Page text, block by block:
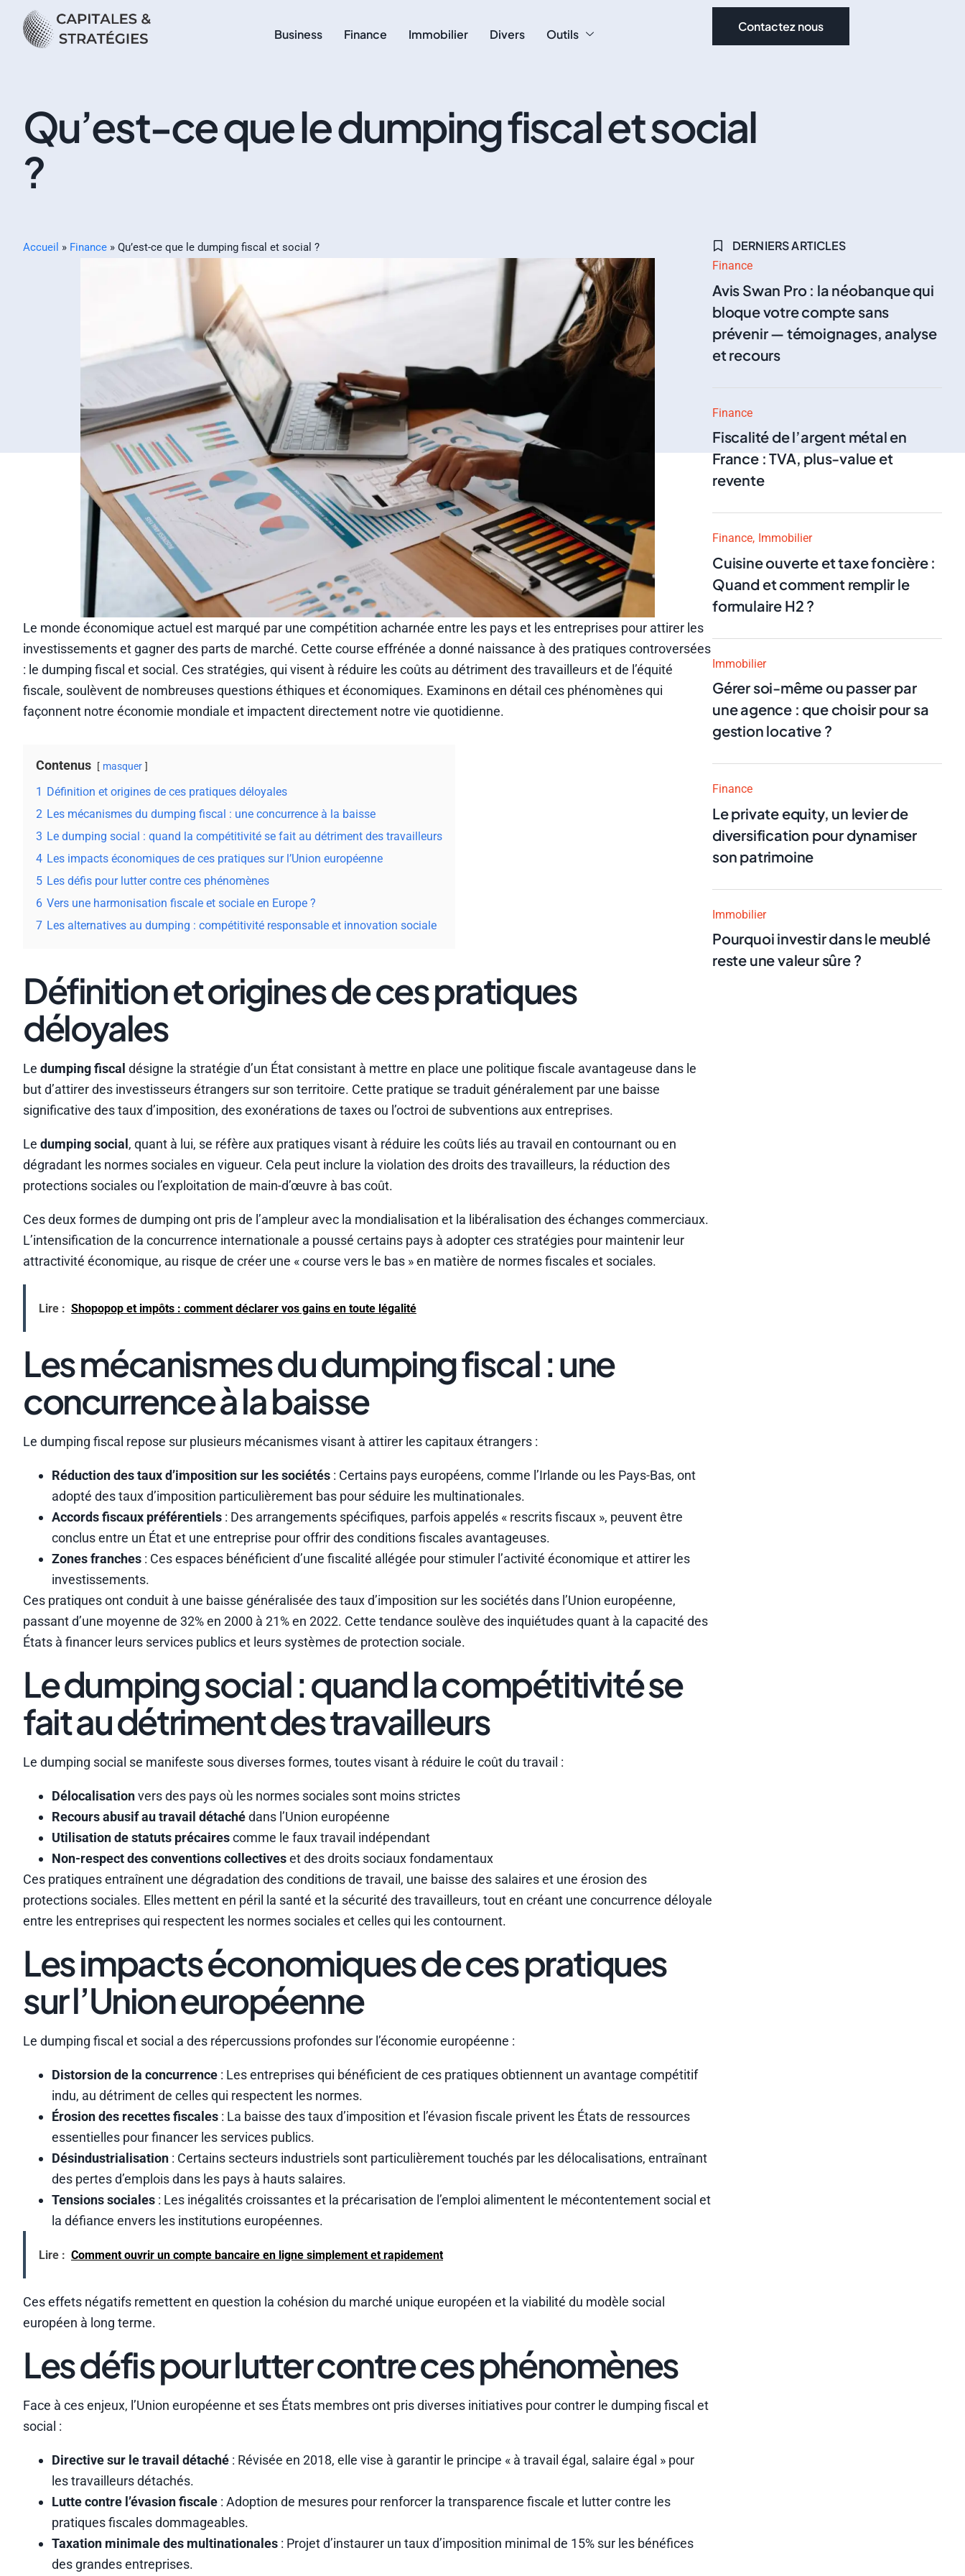
Business Finance Immobilier Divers Outils Contactez nous
Qu’est-ce que le dumping fiscal et social
?
Accueil » Finance » Qu’est-ce que le dumping fiscal et social ?
Le monde économique actuel est marqué par une compétition acharnée entre les pays et les entreprises pour attirer les
investissements et gagner des parts de marché. Cette course effrénée a donné naissance à des pratiques controversées
: le dumping fiscal et social. Ces stratégies, qui visent à réduire les coûts au détriment des travailleurs et de l’équité
fiscale, soulèvent de nombreuses questions éthiques et économiques. Examinons en détail ces phénomènes qui
façonnent notre économie mondiale et impactent directement notre vie quotidienne.
Contenus masquer
1 Définition et origines de ces pratiques déloyales
2 Les mécanismes du dumping fiscal : une concurrence à la baisse
3 Le dumping social : quand la compétitivité se fait au détriment des travailleurs
4 Les impacts économiques de ces pratiques sur l’Union européenne
5 Les défis pour lutter contre ces phénomènes
6 Vers une harmonisation fiscale et sociale en Europe ?
7 Les alternatives au dumping : compétitivité responsable et innovation sociale
Définition et origines de ces pratiques
déloyales
Le dumping fiscal désigne la stratégie d’un État consistant à mettre en place une politique fiscale avantageuse dans le
but d’attirer des investisseurs étrangers sur son territoire. Cette pratique se traduit généralement par une baisse
significative des taux d’imposition, des exonérations de taxes ou l’octroi de subventions aux entreprises.
Le dumping social , quant à lui, se réfère aux pratiques visant à réduire les coûts liés au travail en contournant ou en
dégradant les normes sociales en vigueur. Cela peut inclure la violation des droits des travailleurs, la réduction des
protections sociales ou l’exploitation de main-d’œuvre à bas coût.
Ces deux formes de dumping ont pris de l’ampleur avec la mondialisation et la libéralisation des échanges commerciaux.
L’intensification de la concurrence internationale a poussé certains pays à adopter ces stratégies pour maintenir leur
attractivité économique, au risque de créer une « course vers le bas » en matière de normes fiscales et sociales.
Lire : Shopopop et impôts : comment déclarer vos gains en toute légalité
Les mécanismes du dumping fiscal : une
concurrence à la baisse
Le dumping fiscal repose sur plusieurs mécanismes visant à attirer les capitaux étrangers :
Réduction des taux d’imposition sur les sociétés : Certains pays européens, comme l’Irlande ou les Pays-Bas, ont
adopté des taux d’imposition particulièrement bas pour séduire les multinationales.
Accords fiscaux préférentiels : Des arrangements spécifiques, parfois appelés « rescrits fiscaux », peuvent être
conclus entre un État et une entreprise pour offrir des conditions fiscales avantageuses.
Zones franches : Ces espaces bénéficient d’une fiscalité allégée pour stimuler l’activité économique et attirer les
investissements.
Ces pratiques ont conduit à une baisse généralisée des taux d’imposition sur les sociétés dans l’Union européenne,
passant d’une moyenne de 32% en 2000 à 21% en 2022. Cette tendance soulève des inquiétudes quant à la capacité des
États à financer leurs services publics et leurs systèmes de protection sociale.
Le dumping social : quand la compétitivité se
fait au détriment des travailleurs
Le dumping social se manifeste sous diverses formes, toutes visant à réduire le coût du travail :
Délocalisationvers des pays où les normes sociales sont moins strictes
Recours abusif au travail détachédans l’Union européenne
Utilisation de statuts précairescomme le faux travail indépendant
Non-respect des conventions collectiveset des droits sociaux fondamentaux
Ces pratiques entraînent une dégradation des conditions de travail, une baisse des salaires et une érosion des
protections sociales. Elles mettent en péril la santé et la sécurité des travailleurs, tout en créant une concurrence déloyale
entre les entreprises qui respectent les normes sociales et celles qui les contournent.
Les impacts économiques de ces pratiques
sur l’Union européenne
Le dumping fiscal et social a des répercussions profondes sur l’économie européenne :
Distorsion de la concurrence : Les entreprises qui bénéficient de ces pratiques obtiennent un avantage compétitif
indu, au détriment de celles qui respectent les normes.
Érosion des recettes fiscales : La baisse des taux d’imposition et l’évasion fiscale privent les États de ressources
essentielles pour financer les services publics.
Désindustrialisation : Certains secteurs industriels sont particulièrement touchés par les délocalisations, entraînant
des pertes d’emplois dans les pays à hauts salaires.
Tensions sociales : Les inégalités croissantes et la précarisation de l’emploi alimentent le mécontentement social et
la défiance envers les institutions européennes.
Lire : Comment ouvrir un compte bancaire en ligne simplement et rapidement
Ces effets négatifs remettent en question la cohésion du marché unique européen et la viabilité du modèle social
européen à long terme.
Les défis pour lutter contre ces phénomènes
Face à ces enjeux, l’Union européenne et ses États membres ont pris diverses initiatives pour contrer le dumping fiscal et
social :
Directive sur le travail détaché : Révisée en 2018, elle vise à garantir le principe « à travail égal, salaire égal » pour
les travailleurs détachés.
Lutte contre l’évasion fiscale : Adoption de mesures pour renforcer la transparence fiscale et lutter contre les
pratiques fiscales dommageables.
Taxation minimale des multinationales : Projet d’instaurer un taux d’imposition minimal de 15% sur les bénéfices
des grandes entreprises.
DERNIERS ARTICLES
Finance
Avis Swan Pro : la néobanque qui
bloque votre compte sans
prévenir — témoignages, analyse
et recours
Finance
Fiscalité de l’argent métal en
France : TVA, plus-value et
revente
Finance Immobilier
Cuisine ouverte et taxe foncière :
Quand et comment remplir le
formulaire H2 ?
Immobilier
Gérer soi-même ou passer par
une agence : que choisir pour sa
gestion locative ?
Finance
Le private equity, un levier de
diversification pour dynamiser
son patrimoine
Immobilier
Pourquoi investir dans le meublé
reste une valeur sûre ?